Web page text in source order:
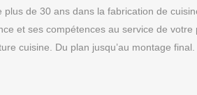
plus de 30 ans dans la fabrication de
et ses compétences au service de
cuisine. Du plan jusqu’au montage final.